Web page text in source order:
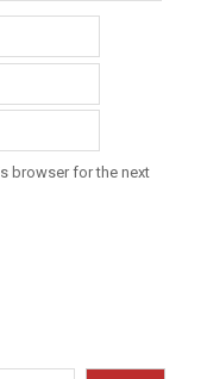
browser for the next